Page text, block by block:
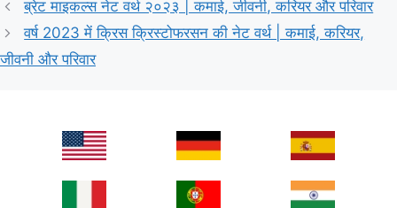
ब्रेट माइकल्स नेट वर्थ २०२३ | कमाई, जीवनी, करियर और परिवार
वर्ष 2023 में क्रिस क्रिस्टोफरसन की नेट वर्थ | कमाई, करियर,
जीवनी और परिवार